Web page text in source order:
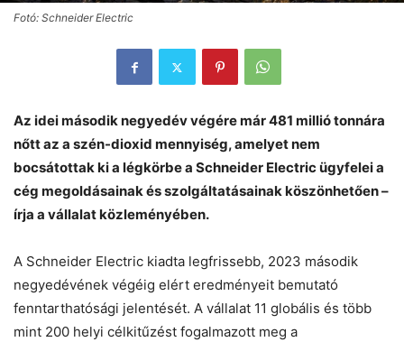
Fotó: Schneider Electric
Az idei második negyedév végére már 481 millió tonnára
nőtt az a szén-dioxid mennyiség, amelyet nem
bocsátottak ki a légkörbe a Schneider Electric ügyfelei a
cég megoldásainak és szolgáltatásainak köszönhetően –
írja a vállalat közleményében.
A Schneider Electric kiadta legfrissebb, 2023 második
negyedévének végéig elért eredményeit bemutató
fenntarthatósági jelentését. A vállalat 11 globális és több
mint 200 helyi célkitűzést fogalmazott meg a